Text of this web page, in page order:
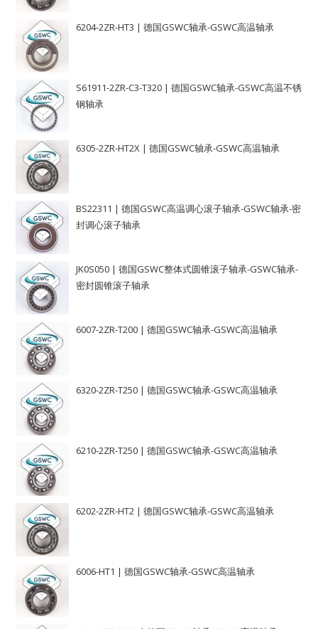
6204-2ZR-HT3 | 德国GSWC轴承-GSWC高温轴承
S61911-2ZR-C3-T320 | 德国GSWC轴承-GSWC高温不锈
钢轴承
6305-2ZR-HT2X | 德国GSWC轴承-GSWC高温轴承
BS22311 | 德国GSWC高温调心滚子轴承-GSWC轴承-密
封调心滚子轴承
JK0S050 | 德国GSWC整体式圆锥滚子轴承-GSWC轴承-
密封圆锥滚子轴承
6007-2ZR-T200 | 德国GSWC轴承-GSWC高温轴承
6320-2ZR-T250 | 德国GSWC轴承-GSWC高温轴承
6210-2ZR-T250 | 德国GSWC轴承-GSWC高温轴承
6202-2ZR-HT2 | 德国GSWC轴承-GSWC高温轴承
6006-HT1 | 德国GSWC轴承-GSWC高温轴承